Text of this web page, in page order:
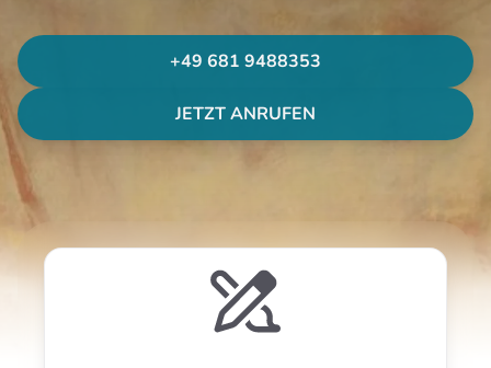
+49 681 9488353
JETZT ANRUFEN